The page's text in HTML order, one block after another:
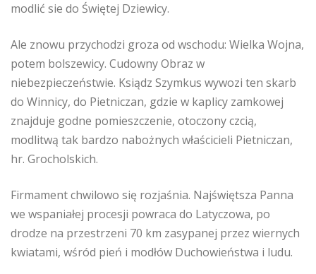
modlić sie do Świętej Dziewicy.
Ale znowu przychodzi groza od wschodu: Wielka Wojna,
potem bolszewicy. Cudowny Obraz w
niebezpieczeństwie. Ksiądz Szymkus wywozi ten skarb
do Winnicy, do Pietniczan, gdzie w kaplicy zamkowej
znajduje godne pomieszczenie, otoczony czcią,
modlitwą tak bardzo nabożnych właścicieli Pietniczan,
hr. Grocholskich.
Firmament chwilowo się rozjaśnia. Najświętsza Panna
we wspaniałej procesji powraca do Latyczowa, po
drodze na przestrzeni 70 km zasypanej przez wiernych
kwiatami, wśród pień i modłów Duchowieństwa i ludu.